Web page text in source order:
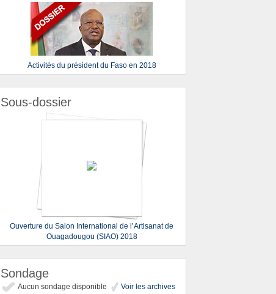
Activités du président du Faso en 2018
Sous-dossier
Ouverture du Salon International de l’Artisanat de
Ouagadougou (SIAO) 2018
Sondage
Aucun sondage disponible Voir les archives